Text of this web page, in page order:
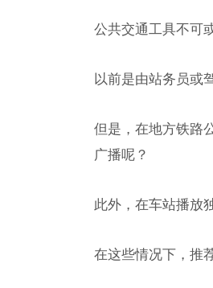
公共交通工具不可
以前是由站务员或
但是，在地方铁路
广播呢？
此外，在车站播放
在这些情况下，推